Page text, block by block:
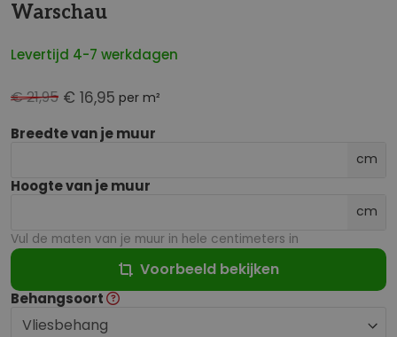
Warschau
Levertijd 4-7 werkdagen
€ 16,95 per m²
€ 21,95
Breedte van je muur
cm
Hoogte van je muur
cm
Vul de maten van je muur in hele centimeters in
Voorbeeld bekijken
Behangsoort